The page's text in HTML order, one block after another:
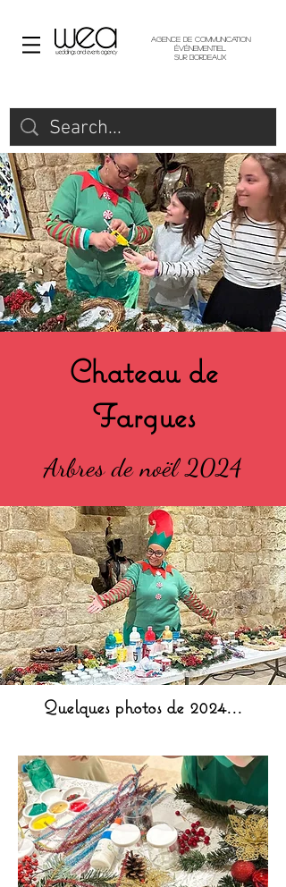
Agence de communication
événementiel
sur Bordeaux
Chateau de
Fargues
Arbres de noël 2024
Quelques photos de 2024...